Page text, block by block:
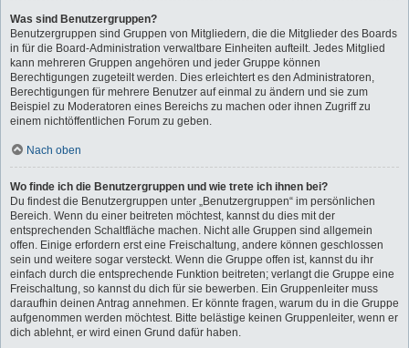
Was sind Benutzergruppen?
Benutzergruppen sind Gruppen von Mitgliedern, die die Mitglieder des Boards
in für die Board-Administration verwaltbare Einheiten aufteilt. Jedes Mitglied
kann mehreren Gruppen angehören und jeder Gruppe können
Berechtigungen zugeteilt werden. Dies erleichtert es den Administratoren,
Berechtigungen für mehrere Benutzer auf einmal zu ändern und sie zum
Beispiel zu Moderatoren eines Bereichs zu machen oder ihnen Zugriff zu
einem nichtöffentlichen Forum zu geben.
Nach oben
Wo finde ich die Benutzergruppen und wie trete ich ihnen bei?
Du findest die Benutzergruppen unter „Benutzergruppen“ im persönlichen
Bereich. Wenn du einer beitreten möchtest, kannst du dies mit der
entsprechenden Schaltfläche machen. Nicht alle Gruppen sind allgemein
offen. Einige erfordern erst eine Freischaltung, andere können geschlossen
sein und weitere sogar versteckt. Wenn die Gruppe offen ist, kannst du ihr
einfach durch die entsprechende Funktion beitreten; verlangt die Gruppe eine
Freischaltung, so kannst du dich für sie bewerben. Ein Gruppenleiter muss
daraufhin deinen Antrag annehmen. Er könnte fragen, warum du in die Gruppe
aufgenommen werden möchtest. Bitte belästige keinen Gruppenleiter, wenn er
dich ablehnt, er wird einen Grund dafür haben.